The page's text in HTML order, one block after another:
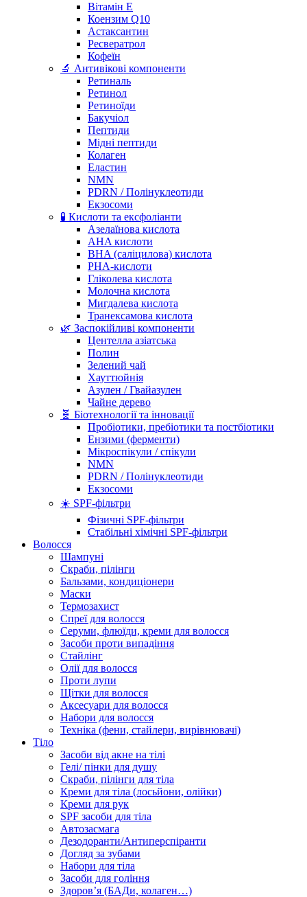
Вітамін Е
Коензим Q10
Астаксантин
Ресвератрол
Кофеїн
🔬 Антивікові компоненти
Ретиналь
Ретинол
Ретиноїди
Бакучіол
Пептиди
Мідні пептиди
Колаген
Еластин
NMN
PDRN / Полінуклеотиди
Екзосоми
🧪 Кислоти та ексфоліанти
Азелаїнова кислота
AHA кислоти
BHA (саліцилова) кислота
PHA-кислоти
Гліколева кислота
Молочна кислота
Мигдалева кислота
Транексамова кислота
🌿 Заспокійливі компоненти
Центелла азіатська
Полин
Зелений чай
Хауттюйнія
Азулен / Гвайазулен
Чайне дерево
🧬 Біотехнології та інновації
Пробіотики, пребіотики та постбіотики
Ензими (ферменти)
Мікроспікули / спікули
NMN
PDRN / Полінуклеотиди
Екзосоми
☀️ SPF-фільтри
Фізичні SPF-фільтри
Стабільні хімічні SPF-фільтри
Волосся
Шампуні
Скраби, пілінги
Бальзами, кондиціонери
Маски
Термозахист
Спреї для волосся
Серуми, флюїди, креми для волосся
Засоби проти випадіння
Стайлінг
Олії для волосся
Проти лупи
Щітки для волосся
Аксесуари для волосся
Набори для волосся
Техніка (фени, стайлери, вирівнювачі)
Тіло
Засоби від акне на тілі
Гелі/ пінки для душу
Скраби, пілінги для тіла
Креми для тіла (лосьйони, олійки)
Креми для рук
SPF засоби для тіла
Автозасмага
Дезодоранти/Антиперспіранти
Догляд за зубами
Набори для тіла
Засоби для гоління
Здоровʼя (БАДи, колаген…)